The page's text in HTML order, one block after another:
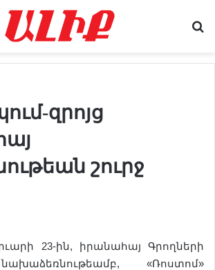
զրոյց
շուրջ
23-ին, իրանահայ Գրողների
«Ռոստոմ»